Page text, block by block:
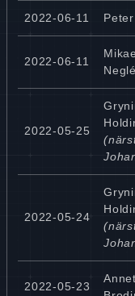
2022-06-11
2022-06-11
2022-05-25
2022-05-24
2022-05-23